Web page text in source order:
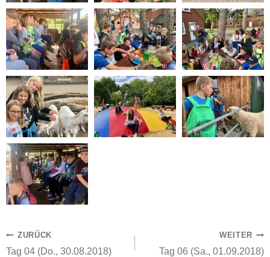
Beitragsnavigation
ZURÜCK
Tag 04 (Do., 30.08.2018)
WEITER
Tag 06 (Sa., 01.09.2018)